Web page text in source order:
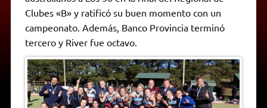
A
p
p
a
m
e
r
o
k
n
g
e
i
n
k
r
i
d
l
y
Clubes «B» y ratificó su buen momento con un
campeonato. Además, Banco Provincia terminó
tercero y River fue octavo.